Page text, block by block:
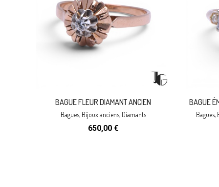
BAGUE FLEUR DIAMANT ANCIEN
Bagues, Bijoux anciens, Diamants
650,00€
BAGUE
Bagues,